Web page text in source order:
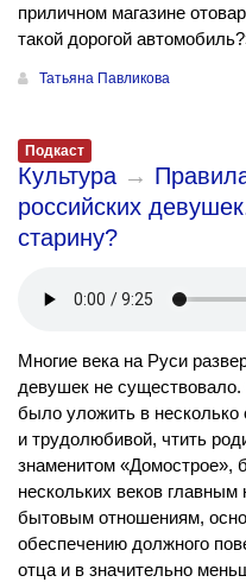
приличном магазине
такой дорогой
Татьяна Павликова
Подкаст
Культура →
российских
старину?
Многие века на Руси
девушек не
было уложить в несколько
и трудолюбивой, чтить
знаменитом «Домострое»,
нескольких веков
бытовым отношениям,
обеспечению должного
отца и в значительно